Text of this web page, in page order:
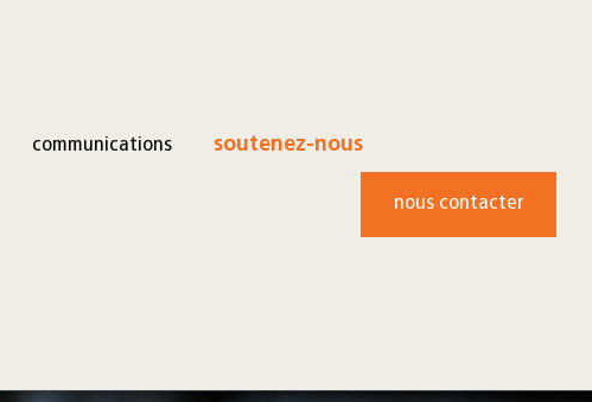
communications soutenez-nous
nous contacter